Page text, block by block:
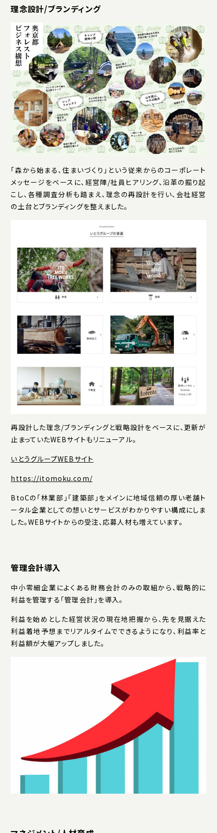
理念設計/ブランディング
「森から始まる、住まいづくり」という従来からのコーポレート
メッセージをベースに、経営陣/社員ヒアリング、沿革の掘り起
こし、各種調査分析も踏まえ、理念の再設計を行い、会社経営
の土台とブランディングを整えました。
再設計した理念/ブランディングと戦略設計をベースに、更新が
止まっていたWEBサイトもリニューアル。
いとうグループWEBサイト
https://itomoku.com/
BtoCの「林業部」「建築部」をメインに地域信頼の厚い老舗ト
ータル企業としての想いとサービスがわかりやすい構成にしま
した。WEBサイトからの受注、応募人材も増えています。
管理会計導入
中小零細企業によくある財務会計のみの取組から、戦略的に
利益を管理する「管理会計」を導入。
利益を始めとした経営状況の現在地把握から、先を見据えた
利益着地予想までリアルタイムでできるようになり、利益率と
利益額が大幅アップしました。